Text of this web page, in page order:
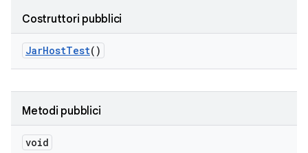
Costruttori pubblici
JarHostTest()
Metodi pubblici
void